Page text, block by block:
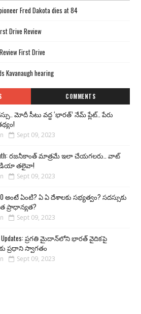
Fred Dakota dies at 84
Drive Review
First Drive
Kavanaugh hearing
COMMENTS
మోదీ సీటు వద్ద ‘భారత్’ నేమ్ ప్లేట్‌.. పేరు
Sept 09, 2023
రజనీకాంత్ మాత్రమే ఇలా చేయగలరు.. వాట్
తలైవా!
Sept 09, 2023
అంటే ఏంటి? ఏ ఏ దేశాలకు సభ్యత్వం? సదస్సుకు
ప్రాధాన్యత?
Sept 09, 2023
Updates: ప్రగతి మైదాన్‌లోని భారత్ వైదికపై
ప్రధాని స్వాగతం
Sept 09, 2023